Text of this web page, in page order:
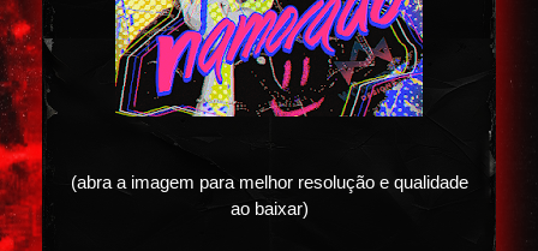
(abra a imagem para melhor resolução e qualidade
ao baixar)